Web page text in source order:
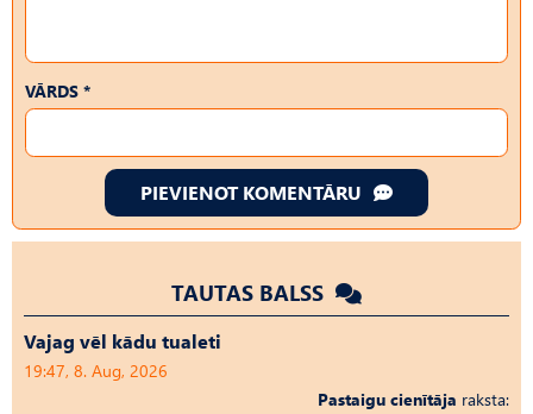
VĀRDS *
PIEVIENOT KOMENTĀRU
TAUTAS BALSS
Vajag vēl kādu tualeti
19:47, 8. Aug, 2026
Pastaigu cienītāja raksta: